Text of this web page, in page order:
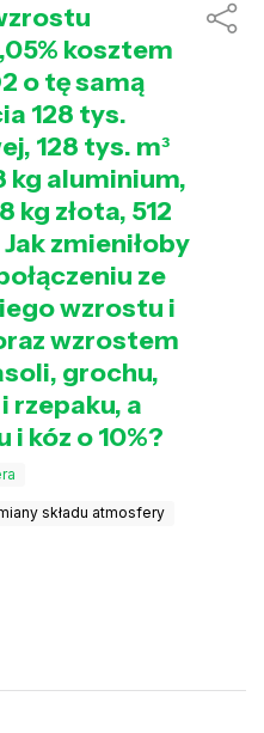
kosztem
o tę samą
128 tys.
128 tys. m³
kg aluminium,
złota, 512
zmieniłoby
ze
wzrostu i
wzrostem
grochu,
rzepaku, a
kóz o 10%?
składu atmosfery